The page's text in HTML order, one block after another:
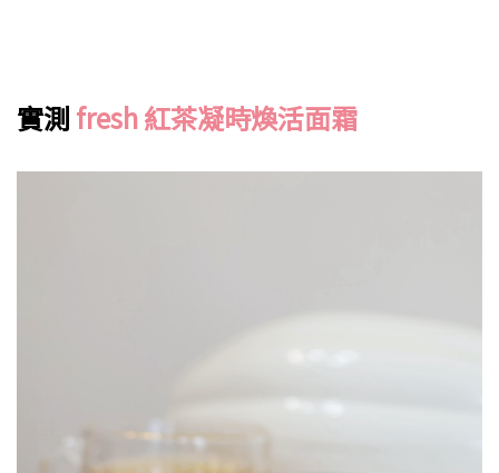
實測 fresh 紅茶凝時煥活面霜